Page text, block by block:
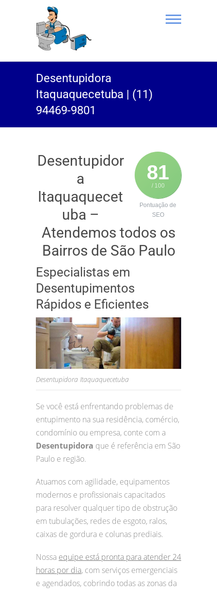
(11) 94469-
Desentupidora
Desentupidora
Itaquaquecetuba | (11)
94469-9801
81
/ 100
Pontuação de
SEO
Desentupidor
a
Itaquaquecet
uba –
Atendemos todos os
Bairros de São Paulo
Especialistas em
Desentupimentos
Rápidos e Eficientes
Desentupidora Itaquaquecetuba
Se você está enfrentando problemas de
entupimento na sua residência, comércio,
condomínio ou empresa, conte com a
Desentupidora que é referência em São
Paulo e região.
Atuamos com agilidade, equipamentos
modernos e profissionais capacitados
para resolver qualquer tipo de obstrução
em tubulações, redes de esgoto, ralos,
caixas de gordura e colunas prediais.
Nossa equipe está pronta para atender 24
horas por dia, com serviços emergenciais
e agendados, cobrindo todas as zonas da